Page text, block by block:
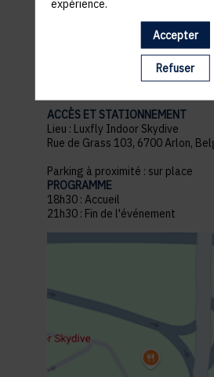
Informations
pratiques
ACCÈS ET STATIONNEMENT
Lieu : Luxfly Indoor Skydive
Rue de Grass 103, 6700 Arlon,
Parking à proximité : sur place
PROGRAMME
18h30 : Accueil
21h30 : Fin de l'événement
expérience.
Accepter
Refuser